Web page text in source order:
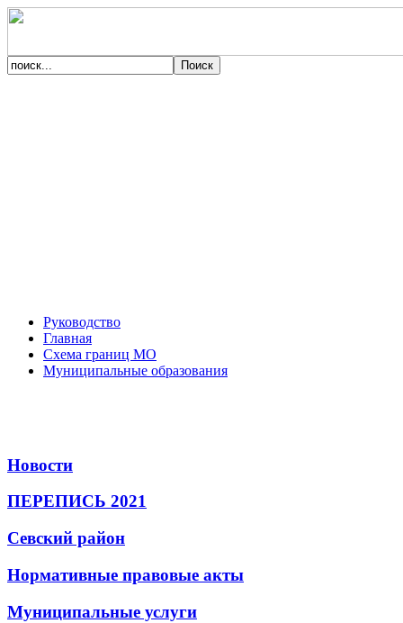
Руководство
Главная
Схема границ МО
Муниципальные образования
Новости
ПЕРЕПИСЬ 2021
Севский район
Нормативные правовые акты
Муниципальные услуги